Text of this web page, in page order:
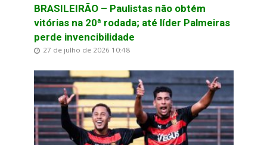
BRASILEIRÃO – Paulistas não obtém
vitórias na 20ª rodada; até líder Palmeiras
perde invencibilidade
27 de julho de 2026 10:48